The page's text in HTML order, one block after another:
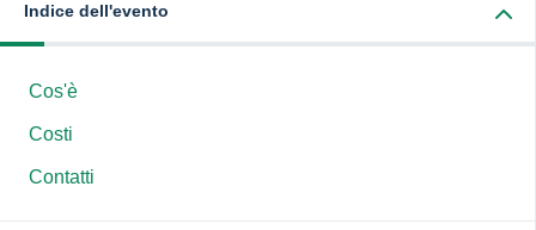
Indice dell'evento
Cos'è
Costi
Contatti